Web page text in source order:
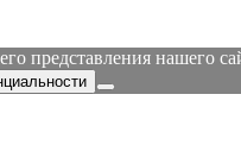
представления нашего